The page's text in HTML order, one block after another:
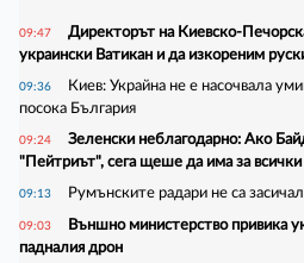
09:47
Директорът на Киевско-
украински Ватикан и да изкореним
09:36
Киев: Украйна не е насочвала
посока България
09:24
Зеленски неблагодарно: Ако
"Пейтриът", сега щеше да има за всички
09:13 Румънските радари не са
09:03
Външно министерство привика
падналия дрон